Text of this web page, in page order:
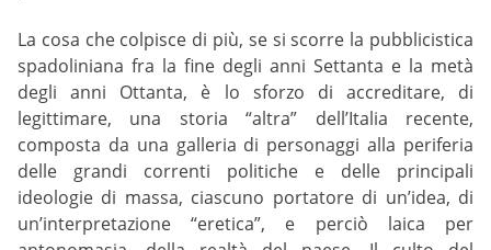
La cosa che colpisce di più, se si scorre la pubblicistica
spadoliniana fra la fine degli anni Settanta e la metà
degli anni Ottanta, è lo sforzo di accreditare, di
legittimare, una storia “altra” dell’Italia recente,
composta da una galleria di personaggi alla periferia
delle grandi correnti politiche e delle principali
ideologie di massa, ciascuno portatore di un’idea, di
un’interpretazione “eretica”, e perciò laica per